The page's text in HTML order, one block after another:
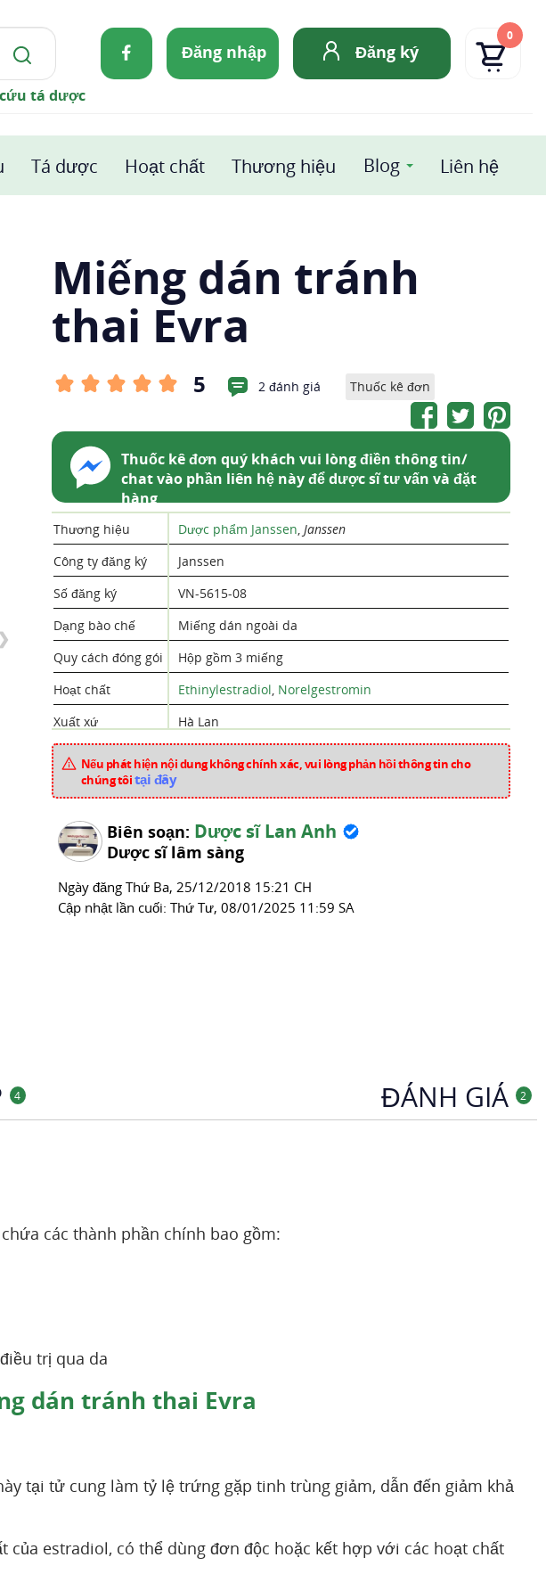
Đăng nhập Đăng ký
0
tá dược
Tá dược Hoạt chất Thương hiệu Blog Liên hệ
❯
Miếng dán tránh
thai Evra
5 2 đánh giá Thuốc kê đơn
Thuốc kê đơn quý khách vui lòng điền thông tin/
chat vào phần liên hệ này để dược sĩ tư vấn và đặt
hàng
Thương hiệu Dược phẩm Janssen, Janssen
Công ty đăng ký
Janssen
Số đăng ký
VN-5615-08
Dạng bào chế
Miếng dán ngoài da
Quy cách đóng gói
Hộp gồm 3 miếng
Hoạt chất
Ethinylestradiol, Norelgestromin
Xuất xứ
Hà Lan
Mã sản phẩm
Chuyên mục
Nếu phát hiện nội dung không chính xác, vui lòng phản hồi thông tin cho
chúng tôitại đây
Biên soạn: Dược sĩ Lan Anh
Dược sĩ lâm sàng
Ngày đăng Thứ Ba, 25/12/2018 15:21 CH
Cập nhật lần cuối: Thứ Tư, 08/01/2025 11:59 SA
4 ĐÁNH GIÁ 2
các thành phần chính bao gồm:
trị qua da
dán tránh thai Evra
tại tử cung làm tỷ lệ trứng gặp tinh trùng giảm, dẫn đến giảm khả
của estradiol, có thể dùng đơn độc hoặc kết hợp với các hoạt chất